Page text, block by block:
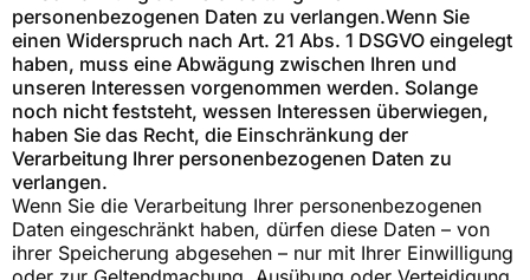
personenbezogenen Daten zu verlangen.Wenn Sie
einen Widerspruch nach Art. 21 Abs. 1 DSGVO eingelegt
haben, muss eine Abwägung zwischen Ihren und
unseren Interessen vorgenommen werden. Solange
noch nicht feststeht, wessen Interessen überwiegen,
haben Sie das Recht, die Einschränkung der
Verarbeitung Ihrer personenbezogenen Daten zu
verlangen.
Wenn Sie die Verarbeitung Ihrer personenbezogenen
Daten eingeschränkt haben, dürfen diese Daten – von
ihrer Speicherung abgesehen – nur mit Ihrer Einwilligung